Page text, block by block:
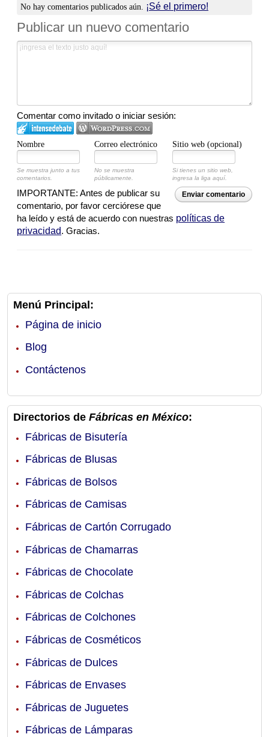
No hay comentarios publicados aún. ¡Sé el primero!
Publicar un nuevo comentario
Comentar como invitado o iniciar sesión:
Nombre Correo electrónico Sitio web (opcional)
Se muestra junto a tus
comentarios.
No se muestra
públicamente.
Si tienes un sitio web,
ingresa la liga aquí.
Enviar comentario
IMPORTANTE: Antes de publicar su
comentario, por favor cerciórese que
ha leído y está de acuerdo con nuestras políticas de
privacidad. Gracias.
Menú Principal:
Página de inicio
Blog
Contáctenos
Directorios de Fábricas en México:
Fábricas de Bisutería
Fábricas de Blusas
Fábricas de Bolsos
Fábricas de Camisas
Fábricas de Cartón Corrugado
Fábricas de Chamarras
Fábricas de Chocolate
Fábricas de Colchas
Fábricas de Colchones
Fábricas de Cosméticos
Fábricas de Dulces
Fábricas de Envases
Fábricas de Juguetes
Fábricas de Lámparas